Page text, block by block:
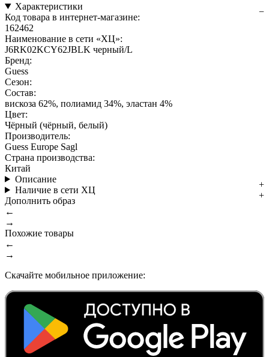
Характеристики
Код товара в интернет-магазине:
162462
Наименование в сети «ХЦ»:
J6RK02KCY62JBLK черный/L
Бренд:
Guess
Сезон:
Состав:
вискоза 62%, полиамид 34%, эластан 4%
Цвет:
Чёрный (чёрный, белый)
Производитель:
Guess Europe Sagl
Страна производства:
Китай
Описание
Наличие в сети ХЦ
Дополнить образ
←
→
Похожие товары
←
→
Скачайте мобильное приложение: